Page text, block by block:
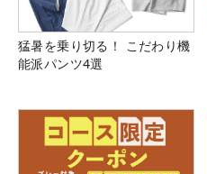
猛暑を乗り切る！ こだわり機
能派パンツ4選